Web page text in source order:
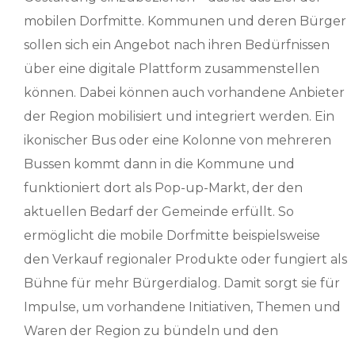
mobilen Dorfmitte. Kommunen und deren Bürger
sollen sich ein Angebot nach ihren Bedürfnissen
über eine digitale Plattform zusammenstellen
können. Dabei können auch vorhandene Anbieter
der Region mobilisiert und integriert werden. Ein
ikonischer Bus oder eine Kolonne von mehreren
Bussen kommt dann in die Kommune und
funktioniert dort als Pop-up-Markt, der den
aktuellen Bedarf der Gemeinde erfüllt. So
ermöglicht die mobile Dorfmitte beispielsweise
den Verkauf regionaler Produkte oder fungiert als
Bühne für mehr Bürgerdialog. Damit sorgt sie für
Impulse, um vorhandene Initiativen, Themen und
Waren der Region zu bündeln und den